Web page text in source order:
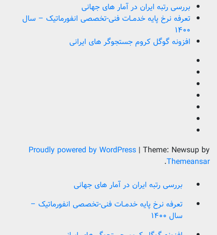
بررسی رتبه ایران در آمار های جهانی
تعرفه نرخ پایه خدمــات فنی-تخصصی انفورماتیک – سال
۱۴۰۰
افزونه گوگل کروم جستجوگر های ایرانی
Proudly powered by WordPress | Theme: Newsup by
Themeansar
.
بررسی رتبه ایران در آمار های جهانی
تعرفه نرخ پایه خدمــات فنی-تخصصی انفورماتیک –
سال ۱۴۰۰